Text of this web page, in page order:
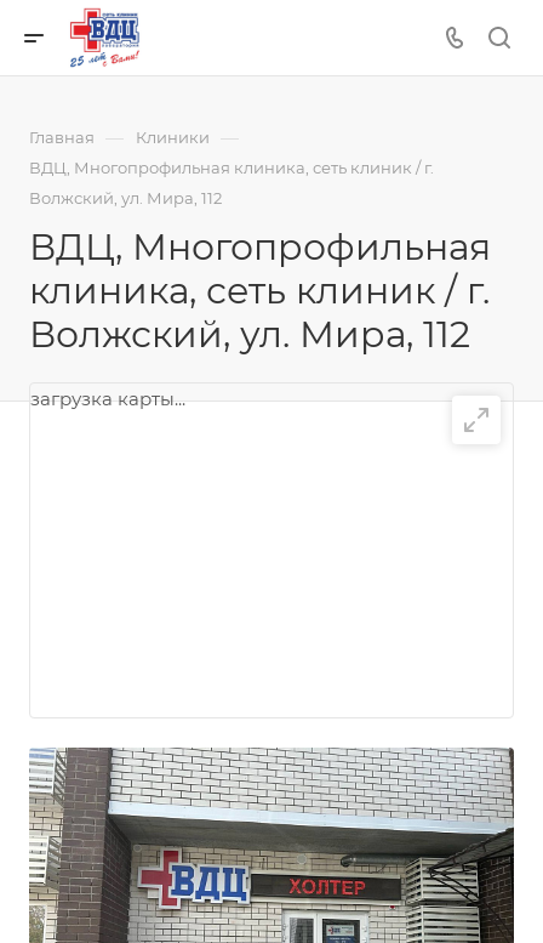
Главная — Клиники —
ВДЦ, Многопрофильная клиника, сеть клиник / г.
Волжский, ул. Мира, 112
ВДЦ, Многопрофильная
клиника, сеть клиник / г.
Волжский, ул. Мира, 112
загрузка карты...